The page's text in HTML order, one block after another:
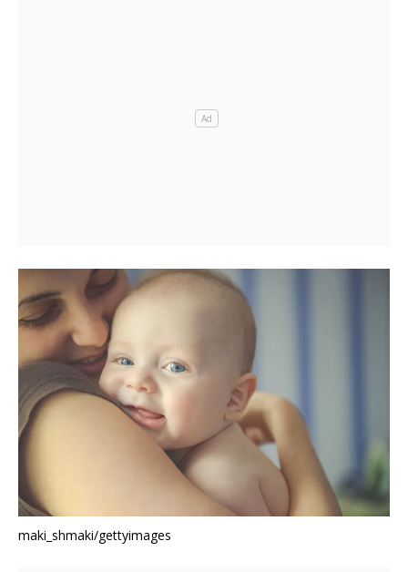
maki_shmaki/gettyimages